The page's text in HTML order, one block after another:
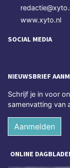
www.xyto.nl
SOCIAL MEDIA
NIEUWSBRIEF
Schrijf je in voor
samenvatting van
Aanmelden
ONLINE